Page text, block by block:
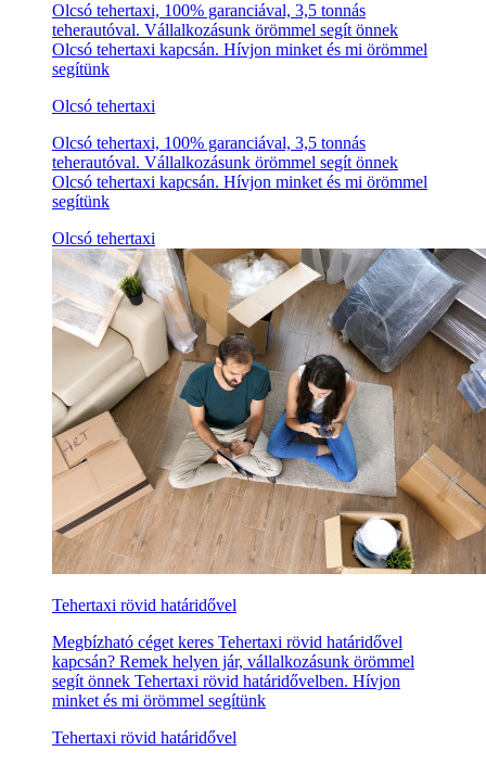
Olcsó tehertaxi, 100% garanciával, 3,5 tonnás
teherautóval. Vállalkozásunk örömmel segít önnek
Olcsó tehertaxi kapcsán. Hívjon minket és mi örömmel
segítünk
Olcsó tehertaxi
Olcsó tehertaxi, 100% garanciával, 3,5 tonnás
teherautóval. Vállalkozásunk örömmel segít önnek
Olcsó tehertaxi kapcsán. Hívjon minket és mi örömmel
segítünk
Olcsó tehertaxi
Tehertaxi rövid határidővel
Megbízható céget keres Tehertaxi rövid határidővel
kapcsán? Remek helyen jár, vállalkozásunk örömmel
segít önnek Tehertaxi rövid határidővelben. Hívjon
minket és mi örömmel segítünk
Tehertaxi rövid határidővel